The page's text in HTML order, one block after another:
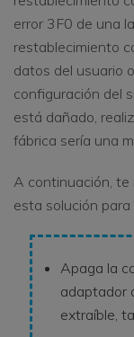
error 3F0 de una
restablecimiento
datos del usuario
configuración del
está dañado,
fábrica sería una
A continuación, te
esta solución
Apaga la
adaptador
extraíble,